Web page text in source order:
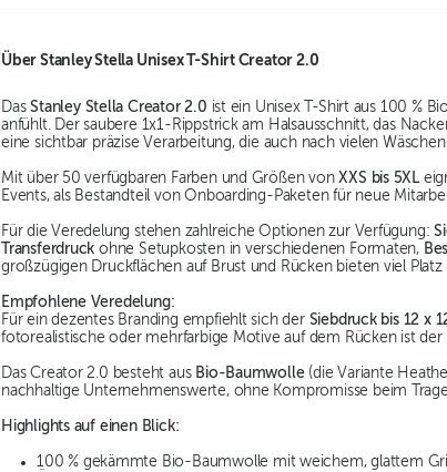
Über Stanley Stella Unisex T-Shirt Creator 2.0
DasStanley Stella Creator 2.0 ist ein Unisex T-Shirt aus 100 %
anfühlt. Der saubere 1x1-Rippstrick am Halsausschnitt, das
eine sichtbar präzise Verarbeitung, die auch nach vielen
Mit über 50 verfügbaren Farben und Größen vonXXS bis 5XL
Events, als Bestandteil von Onboarding-Paketen für neue
Für die Veredelung stehen zahlreiche Optionen zur Verfügung:
Transferdruck ohne Setupkosten in verschiedenen Formaten,
großzügigen Druckflächen auf Brust und Rücken bieten viel
Empfohlene Veredelung:
Für ein dezentes Branding empfiehlt sich der Siebdruck bis 12 x
fotorealistische oder mehrfarbige Motive auf dem Rücken ist der
Das Creator 2.0 besteht aus Bio-Baumwolle(die Variante
nachhaltige Unternehmenswerte, ohne Kompromisse beim
Highlights auf einen Blick:
100 % gekämmte Bio-Baumwolle mit weichem, glattem